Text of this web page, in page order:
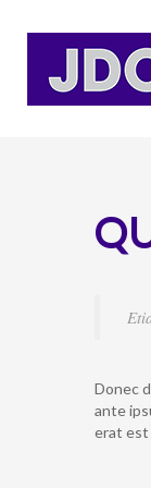
Donec
ante
erat est